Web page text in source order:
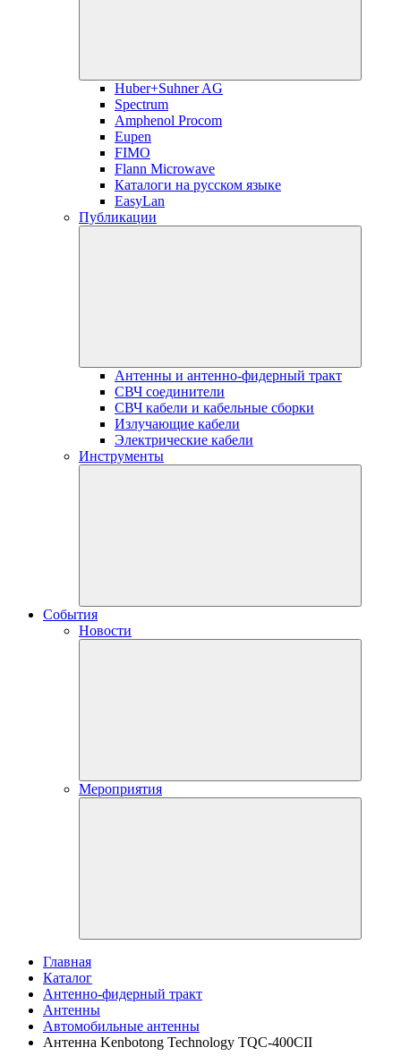
Huber+Suhner AG
Spectrum
Amphenol Procom
Eupen
FIMO
Flann Microwave
Каталоги на русском языке
EasyLan
Публикации
Антенны и антенно-фидерный тракт
СВЧ соединители
СВЧ кабели и кабельные сборки
Излучающие кабели
Электрические кабели
Инструменты
События
Новости
Мероприятия
Главная
Каталог
Антенно-фидерный тракт
Антенны
Автомобильные антенны
Антенна Kenbotong Technology TQC-400CII